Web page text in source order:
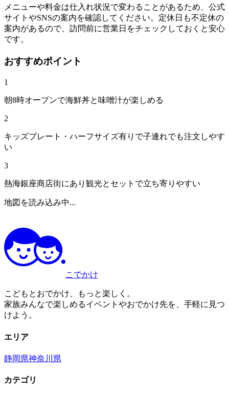
メニューや料金は仕入れ状況で変わることがあるため、公式
サイトやSNSの案内を確認してください。定休日も不定休の
案内があるので、訪問前に営業日をチェックしておくと安心
です。
おすすめポイント
1
朝8時オープンで海鮮丼と味噌汁が楽しめる
2
キッズプレート・ハーフサイズ有りで子連れでも注文しやす
い
3
熱海銀座商店街にあり観光とセットで立ち寄りやすい
地図を読み込み中...
こでかけ
こどもとおでかけ、もっと楽しく。
家族みんなで楽しめるイベントやおでかけ先を、手軽に見つ
けよう。
エリア
静岡県神奈川県
カテゴリ